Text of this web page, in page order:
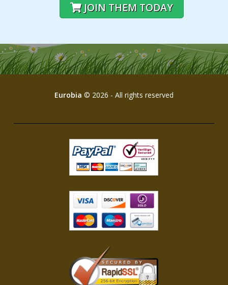
JOIN THEM TODAY
Eurobia © 2026 - All rights reserved